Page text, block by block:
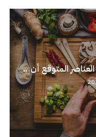
المتوقع أن...